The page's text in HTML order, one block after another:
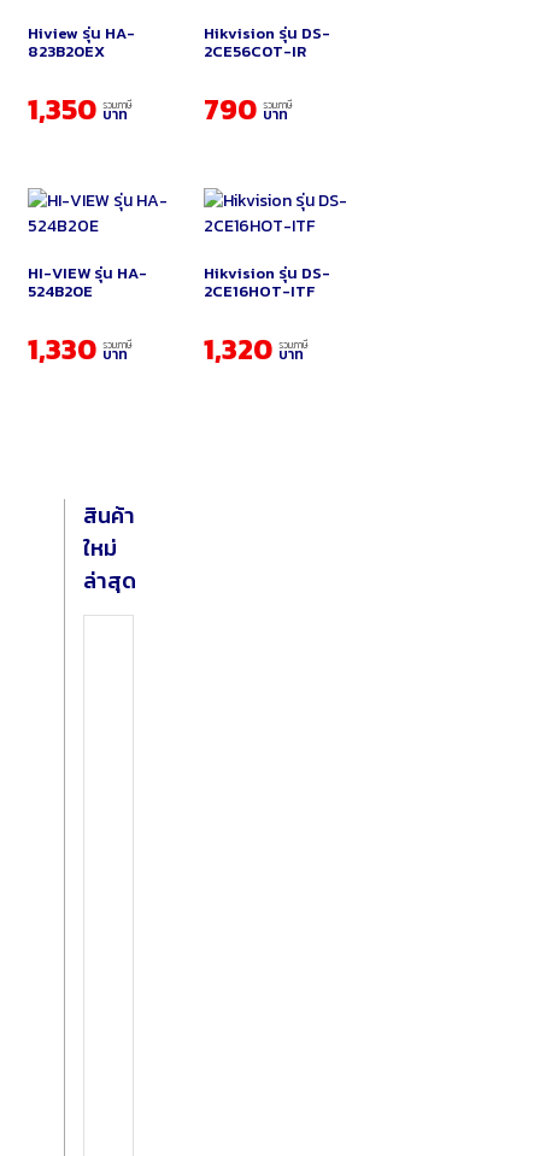
Hiview รุ่น HA-
823B20EX
1,350 รวมภาษี
บาท
Hikvision รุ่น DS-
2CE56C0T-IR
790รวมภาษี
บาท
HI-VIEW รุ่น HA-
524B20E
1,330 รวมภาษี
บาท
Hikvision รุ่น DS-
2CE16HOT-ITF
1,320รวมภาษี
บาท
สินค้า
ใหม่
ล่าสุด